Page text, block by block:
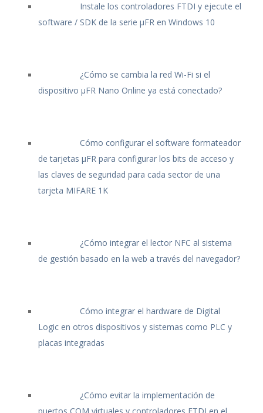
Instale los controladores FTDI y ejecute el
software / SDK de la serie μFR en Windows 10
¿Cómo se cambia la red Wi-Fi si el
dispositivo μFR Nano Online ya está conectado?
Cómo configurar el software formateador
de tarjetas μFR para configurar los bits de acceso y
las claves de seguridad para cada sector de una
tarjeta MIFARE 1K
¿Cómo integrar el lector NFC al sistema
de gestión basado en la web a través del navegador?
Cómo integrar el hardware de Digital
Logic en otros dispositivos y sistemas como PLC y
placas integradas
¿Cómo evitar la implementación de